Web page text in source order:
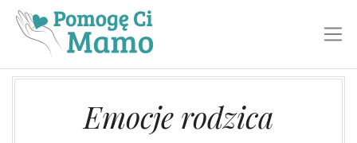
Emocje rodzica